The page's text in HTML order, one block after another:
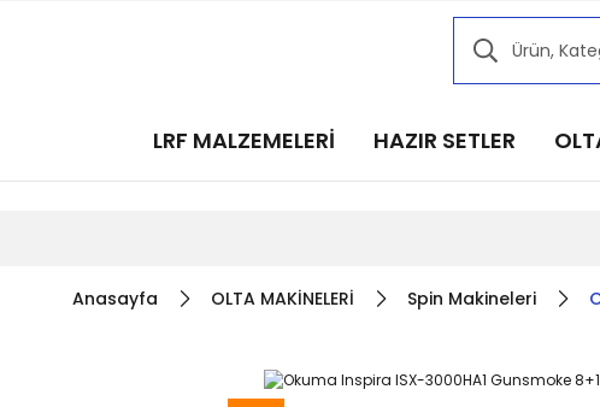
LRF MALZEMELERİ HAZIR SETLER
Anasayfa OLTA MAKİNELERİ Spin Makineleri